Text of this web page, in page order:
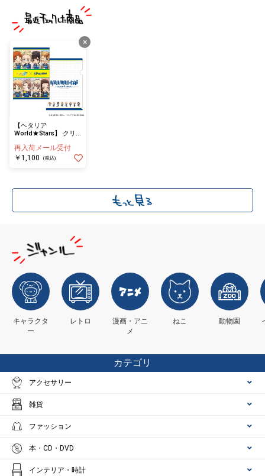
×
【ヘタリア
World★Stars】 クリ
再入荷メール受付
￥1,100
(税込)
キャラクタ
ー
レトロ
漫画・アニ
メ
ねこ 動物園
カテゴリ
アクセサリー
雑貨
ファッション
本・CD・DVD
インテリア・時計